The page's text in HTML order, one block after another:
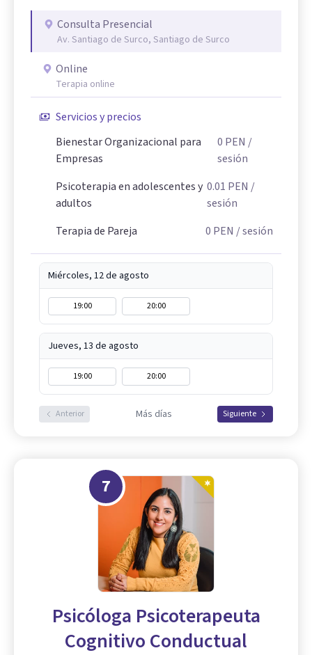
Consulta Presencial
Av. Santiago de Surco, Santiago de Surco
Online
Terapia online
Servicios y precios
Bienestar Organizacional para
Empresas
0 PEN /
sesión
Psicoterapia en adolescentes y
adultos
0.01 PEN /
sesión
Terapia de Pareja
0 PEN / sesión
Miércoles, 12 de agosto
19:00 20:00
Jueves, 13 de agosto
19:00 20:00
Anterior Más días Siguiente
7
Psicóloga Psicoterapeuta
Cognitivo Conductual